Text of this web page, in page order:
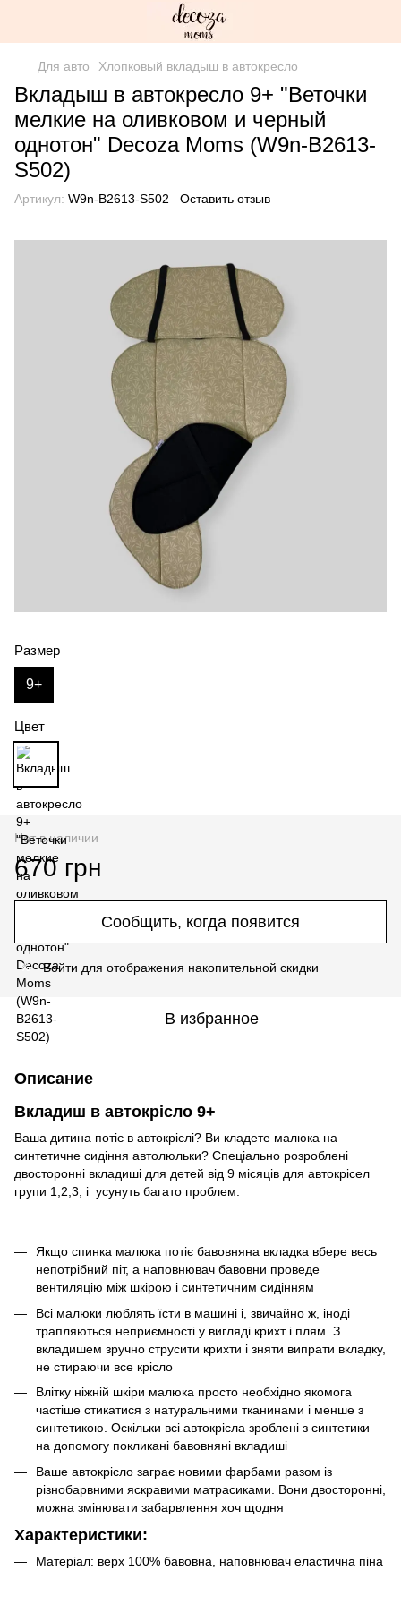
Для авто Хлопковый вкладыш в автокресло
Вкладыш в автокресло 9+ "Веточки
мелкие на оливковом и черный
однотон" Decoza Moms (W9n-B2613-
S502)
Артикул: W9n-B2613-S502 Оставить отзыв
Размер
9+
Цвет
Нет в наличии
670 грн
Сообщить, когда появится
% Войти для отображения накопительной скидки
В избранное
Описание
Вкладиш в автокрісло 9+
Ваша дитина потіє в автокріслі? Ви кладете малюка на
синтетичне сидіння автолюльки? Спеціально розроблені
двосторонні вкладиші для детей від 9 місяців для автокрісел
групи 1,2,3, і усунуть багато проблем:
Якщо спинка малюка потіє бавовняна вкладка вбере весь
непотрібний піт, а наповнювач бавовни проведе
вентиляцію між шкірою і синтетичним сидінням
Всі малюки люблять їсти в машині і, звичайно ж, іноді
трапляються неприємності у вигляді крихт і плям. З
вкладишем зручно струсити крихти і зняти випрати вкладку,
не стираючи все крісло
Влітку ніжній шкіри малюка просто необхідно якомога
частіше стикатися з натуральними тканинами і менше з
синтетикою. Оскільки всі автокрісла зроблені з синтетики
на допомогу покликані бавовняні вкладиші
Ваше автокрісло заграє новими фарбами разом із
різнобарвними яскравими матрасиками. Вони двосторонні,
можна змінювати забарвлення хоч щодня
Характеристики:
Матеріал: верх 100% бавовна, наповнювач еластична піна